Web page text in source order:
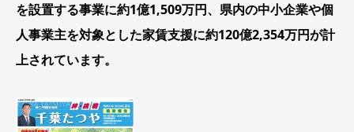
を設置する事業に約1億1,509万円、県内の中小企業や個
人事業主を対象とした家賃支援に約120億2,354万円が計
上されています。